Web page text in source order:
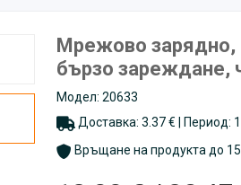
Мрежово зарядно,
бързо зареждане,
Модел: 20633
Доставка: 3.37 € | Период:
Връщане на продукта до